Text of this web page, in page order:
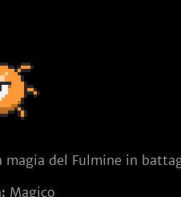
del Fulmine in
Magico